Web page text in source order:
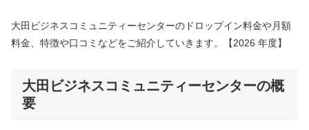
大田ビジネスコミュニティーセンターのドロップイン料金や月額
料金、特徴や口コミなどをご紹介していきます。【2026 年度】
大田ビジネスコミュニティーセンターの概
要